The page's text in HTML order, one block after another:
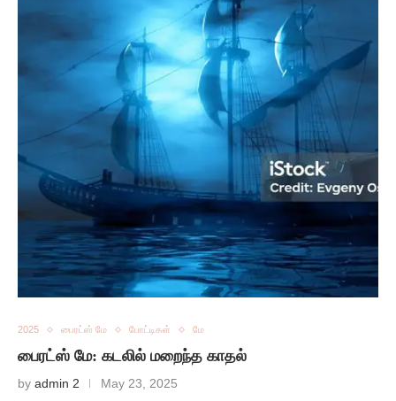
2025 பைரட்ஸ் மே போட்டிகள் மே
பைரட்ஸ் மே: கடலில் மறைந்த காதல்
by admin 2 May 23, 2025